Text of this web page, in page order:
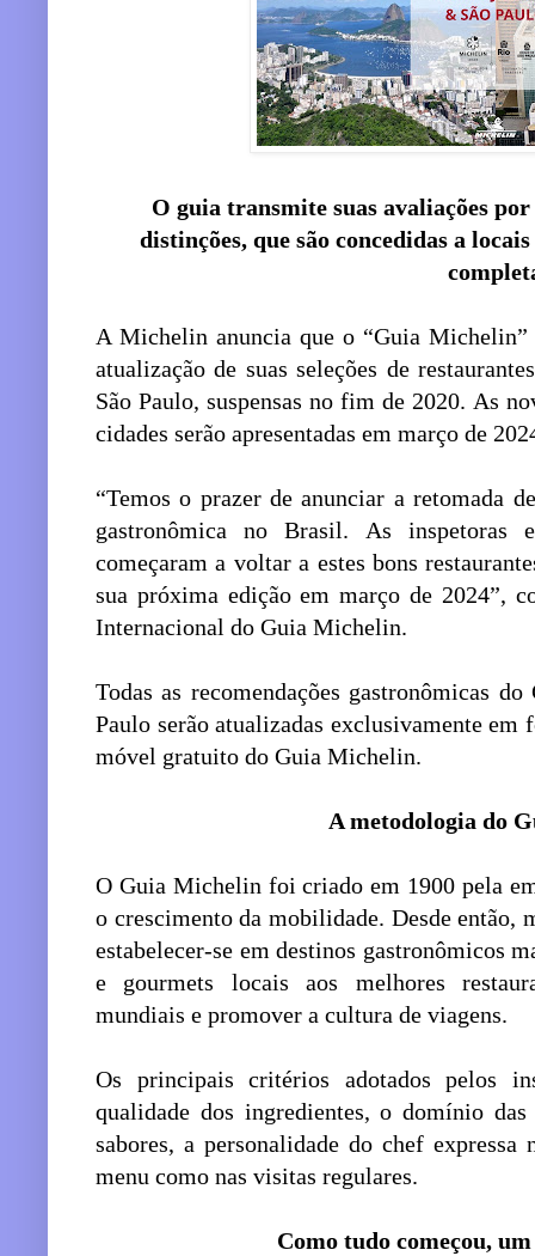
O guia transmite suas avaliações
distinções, que são concedidas a
A Michelin anuncia que o “Guia
atualização de suas seleções de
São Paulo, suspensas no fim de 2020. As
cidades serão apresentadas em março de
“Temos o prazer de anunciar a retomada
gastronômica no Brasil. As
começaram a voltar a estes bons
sua próxima edição em março de 2024”,
Internacional do Guia Michelin.
Todas as recomendações gastronômicas
Paulo serão atualizadas exclusivamente
móvel gratuito do Guia Michelin.
A metodologia do
O Guia Michelin foi criado em 1900 pela
o crescimento da mobilidade. Desde então,
estabelecer-se em destinos gastronômicos
e gourmets locais aos melhores
mundiais e promover a cultura de viagens.
Os principais critérios adotados pelos
qualidade dos ingredientes, o domínio
sabores, a personalidade do chef
menu como nas visitas regulares.
Como tudo começou,